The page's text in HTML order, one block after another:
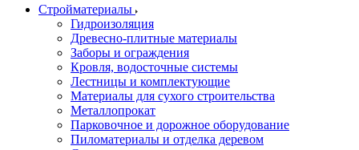
Стройматериалы
Гидроизоляция
Древесно-плитные материалы
Заборы и ограждения
Кровля, водосточные системы
Лестницы и комплектующие
Материалы для сухого строительства
Металлопрокат
Парковочное и дорожное оборудование
Пиломатериалы и отделка деревом